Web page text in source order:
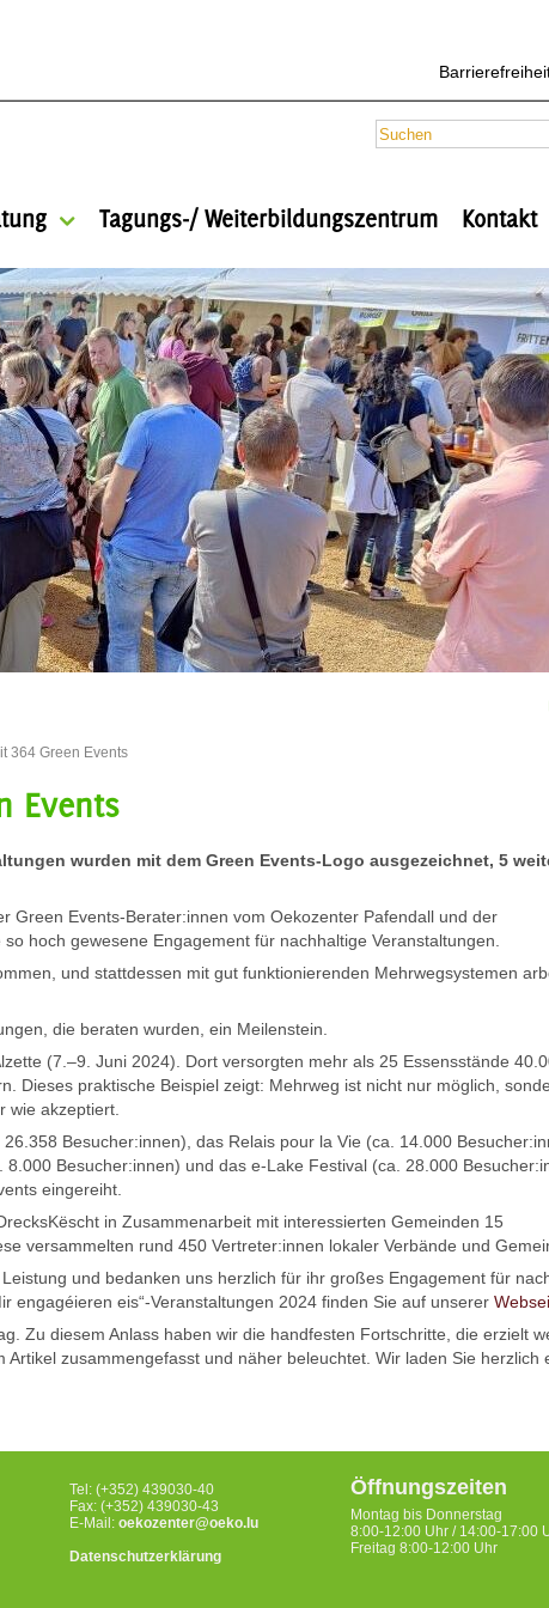
Tagungs-/ Weiterbildungszentrum Kontakt
364 Green Events
Events
wurden mit dem Green Events-Logo ausgezeichnet, 5
Green Events-Berater:innen vom Oekozenter Pafendall und der
hoch gewesene Engagement für nachhaltige Veranstaltungen.
und stattdessen mit gut funktionierenden Mehrwegsystemen
die beraten wurden, ein Meilenstein.
(7.–9. Juni 2024). Dort versorgten mehr als 25 Essensstände
Dieses praktische Beispiel zeigt: Mehrweg ist nicht nur möglich,
wie akzeptiert.
Besucher:innen), das Relais pour la Vie (ca. 14.000
Besucher:innen) und das e-Lake Festival (ca. 28.000
eingereiht.
in Zusammenarbeit mit interessierten Gemeinden 15
versammelten rund 450 Vertreter:innen lokaler Verbände und
und bedanken uns herzlich für ihr großes Engagement für
engagéieren eis“-Veranstaltungen 2024 finden Sie auf unserer
Zu diesem Anlass haben wir die handfesten Fortschritte, die erzielt
zusammengefasst und näher beleuchtet. Wir laden Sie herzlich
Tel: (+352) 439030-40
Fax: (+352) 439030-43
E-Mail:oekozenter@oeko.lu
Datenschutzerklärung
Öffnungszeiten
Montag bis Donnerstag
8:00-12:00 Uhr / 14:00-17:00
Freitag 8:00-12:00 Uhr